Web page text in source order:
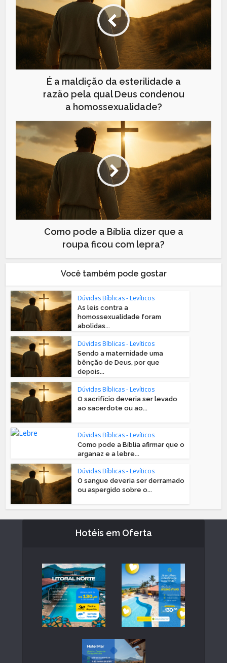
É a maldição da esterilidade a
razão pela qual Deus condenou
a homossexualidade?
Como pode a Bíblia dizer que a
roupa ficou com lepra?
Você também pode gostar
Dúvidas Bíblicas - Levíticos
As leis contra a
homossexualidade foram
abolidas...
Dúvidas Bíblicas - Levíticos
Sendo a maternidade uma
bênção de Deus, por que
depois...
Dúvidas Bíblicas - Levíticos
O sacrifício deveria ser levado
ao sacerdote ou ao...
Dúvidas Bíblicas - Levíticos
Como pode a Bíblia afirmar que o
arganaz e a lebre...
Dúvidas Bíblicas - Levíticos
O sangue deveria ser derramado
ou aspergido sobre o...
Hotéis em Oferta